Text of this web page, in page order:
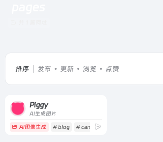
排序 发布 更新 浏览 点赞
Piggy
AI生成图片
AI图像生成 # blog # canva